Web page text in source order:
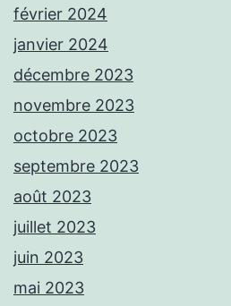
février 2024
janvier 2024
décembre 2023
novembre 2023
octobre 2023
septembre 2023
août 2023
juillet 2023
juin 2023
mai 2023